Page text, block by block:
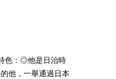
色：◎他是日治時
他，一舉通過日本